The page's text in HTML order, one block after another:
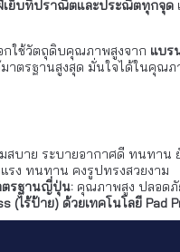
เย็บที่ปราณีตและประณีตทุกจุด
กใช้วัตถุดิบคุณภาพสูงจาก แบร
มาตรฐานสูงสุด มั่นใจได้ในคุ
บาย ระบายอากาศดี ทนทาน
รง ทนทาน คงรูปทรงสวยงาม
ตรฐานญี่ปุ่น:คุณภาพสูง ปลอดภั
(ไร้ป้าย) ด้วยเทคโนโลยี Pad